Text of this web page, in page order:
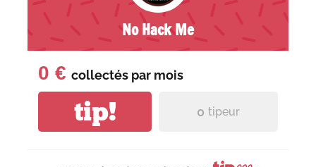
No Hack Me
0 € collectés par mois
tip! 0 tipeur